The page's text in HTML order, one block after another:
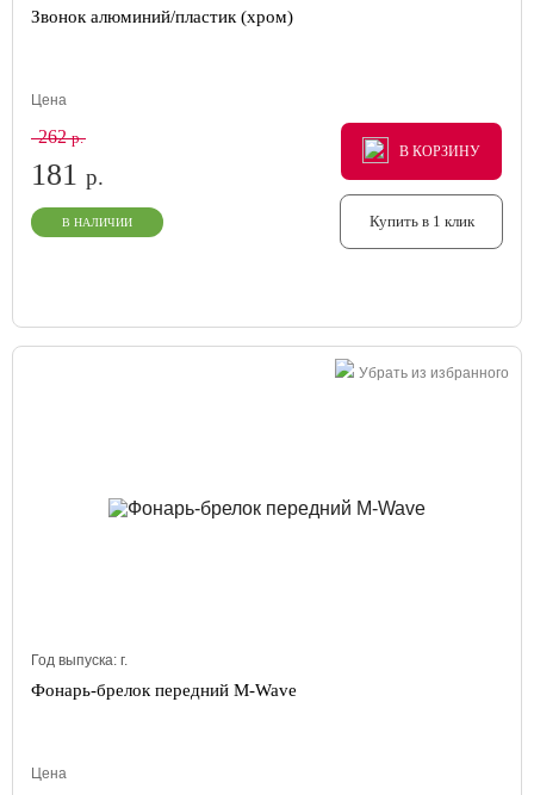
Звонок алюминий/пластик (хром)
Цена
262р.
181 р.
В НАЛИЧИИ
В КОРЗИНУ
В КОРЗИНУ
В КОРЗИНУ
Купить в 1 клик
Убрать из избранного
Год выпуска: г.
Фонарь-брелок передний M-Wave
Цена